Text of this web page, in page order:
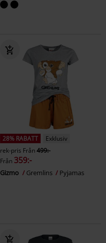
28% RABATT
Exklusiv
rek-pris Från499:-
Från 359:-
Gizmo Gremlins Pyjamas